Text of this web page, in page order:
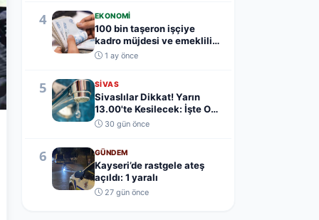
4 EKONOMI
100 bin taşeron işçiye
kadro müjdesi ve emeklilik
yaş şartı açık...
1 ay önce
5 SIVAS
Sivaslılar Dikkat! Yarın
13.00'te Kesilecek: İşte O
Mahalleler.....
30 gün önce
6 GÜNDEM
Kayseri’de rastgele ateş
açıldı: 1 yaralı
27 gün önce